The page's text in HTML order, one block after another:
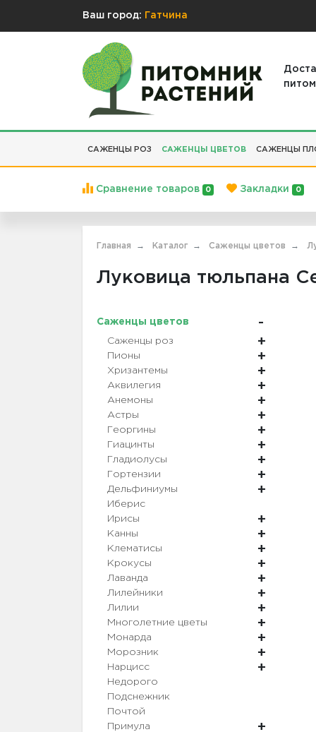
Ваш город: Гатчина
САЖЕНЦЫ РОЗ САЖЕНЦЫ ЦВЕТОВ САЖЕНЦЫ
Сравнение товаров 0 Закладки 0
Главная Каталог Саженцы цветов
Луковица тюльпана
Саженцы цветов
Саженцы роз
Пионы
Хризантемы
Аквилегия
Анемоны
Астры
Георгины
Гиацинты
Гладиолусы
Гортензии
Дельфиниумы
Иберис
Ирисы
Канны
Клематисы
Крокусы
Лаванда
Лилейники
Лилии
Многолетние цветы
Монарда
Морозник
Нарцисс
Недорого
Подснежник
Почтой
Примула